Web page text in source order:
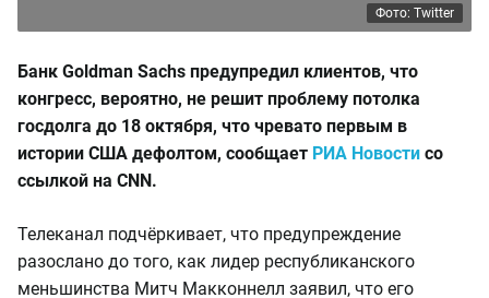
Фото: Twitter
Банк Goldman Sachs предупредил клиентов, что
конгресс, вероятно, не решит проблему потолка
госдолга до 18 октября, что чревато первым в
истории США дефолтом, сообщает РИА Новости со
ссылкой на CNN.
Телеканал подчёркивает, что предупреждение
разослано до того, как лидер республиканского
меньшинства Митч Макконнелл заявил, что его